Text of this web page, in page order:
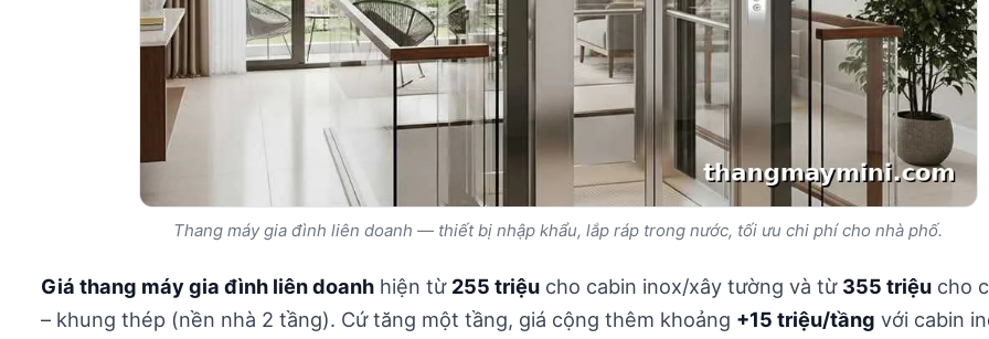
Thang máy gia đình liên doanh — thiết bị nhập khẩu, lắp ráp trong nước, tối ưu chi phí cho nhà phố.
Giá thang máy gia đình liên doanh hiện từ 255 triệu cho cabin inox/xây tường và từ 355 triệu cho
– khung thép (nền nhà 2 tầng). Cứ tăng một tầng, giá cộng thêm khoảng +15 triệu/tầng với cabin